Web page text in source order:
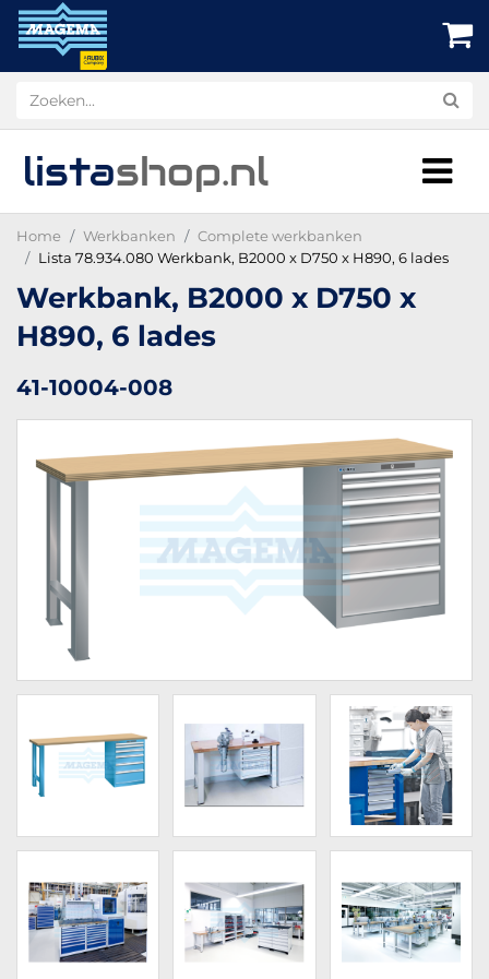
listashop.nl
Home Werkbanken
Complete werkbanken
Lista 78.934.080 Werkbank, B2000 x D750 x H890, 6 lades
Werkbank, B2000 x D750 x
H890, 6 lades
41-10004-008